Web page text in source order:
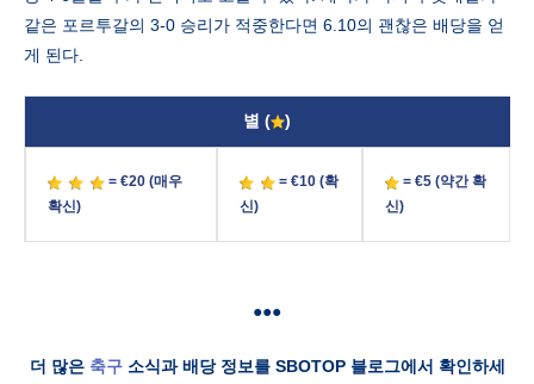
같은 포르투갈의 3-0 승리가 적중한다면 6.10의 괜찮은 배당을 얻
게 된다.
별 ( )
= €20 (매우
확신)
= €10 (확
신)
= €5 (약간 확
신)
●●●
더 많은 축구소식과 배당 정보를 SBOTOP 블로그에서 확인하세